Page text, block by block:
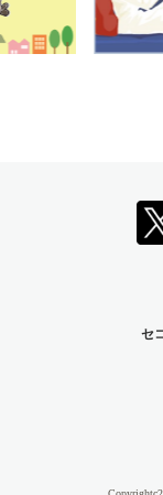
セ